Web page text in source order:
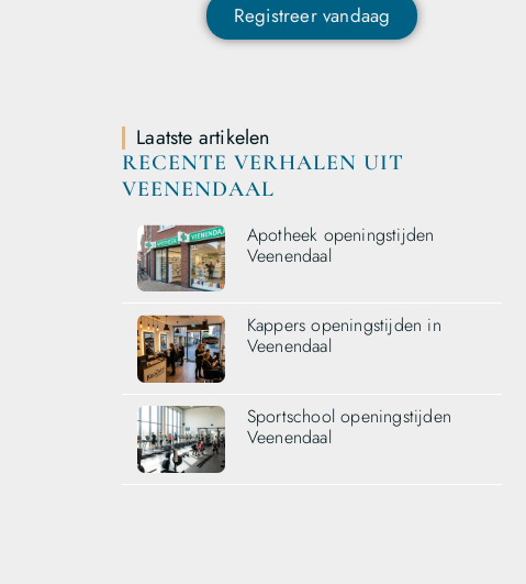
Registreer vandaag
Laatste artikelen
RECENTE VERHALEN UIT
VEENENDAAL
Apotheek openingstijden
Veenendaal
Kappers openingstijden in
Veenendaal
Sportschool openingstijden
Veenendaal